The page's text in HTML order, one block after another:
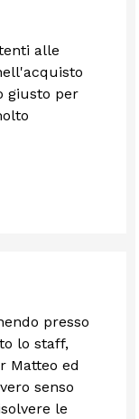
alle
giusto per
presso
lo staff,
Matteo ed
senso
le